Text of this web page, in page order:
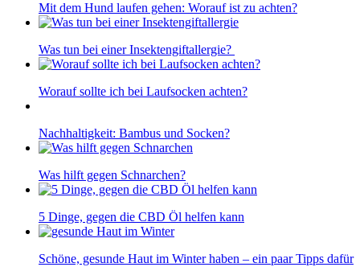
Mit dem Hund laufen gehen: Worauf ist zu achten?
Was tun bei einer Insektengiftallergie?
Worauf sollte ich bei Laufsocken achten?
Nachhaltigkeit: Bambus und Socken?
Was hilft gegen Schnarchen?
5 Dinge, gegen die CBD Öl helfen kann
Schöne, gesunde Haut im Winter haben – ein paar Tipps dafür